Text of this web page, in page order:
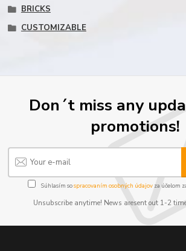
BRICKS
CUSTOMIZABLE
Don´t miss any
promotions!
Súhlasím sospracovaním osobných údajov za účelom
Unsubscribe anytime! News aresent out 1-2